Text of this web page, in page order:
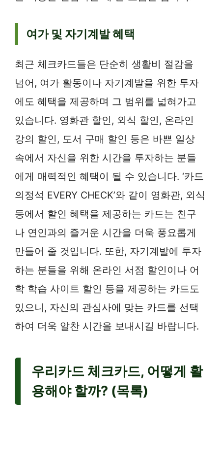
여가 및 자기계발 혜택
최근 체크카드들은 단순히 생활비 절감을
넘어, 여가 활동이나 자기계발을 위한 투자
에도 혜택을 제공하며 그 범위를 넓혀가고
있습니다. 영화관 할인, 외식 할인, 온라인
강의 할인, 도서 구매 할인 등은 바쁜 일상
속에서 자신을 위한 시간을 투자하는 분들
에게 매력적인 혜택이 될 수 있습니다. ‘카드
의정석 EVERY CHECK’와 같이 영화관, 외식
등에서 할인 혜택을 제공하는 카드는 친구
나 연인과의 즐거운 시간을 더욱 풍요롭게
만들어 줄 것입니다. 또한, 자기계발에 투자
하는 분들을 위해 온라인 서점 할인이나 어
학 학습 사이트 할인 등을 제공하는 카드도
있으니, 자신의 관심사에 맞는 카드를 선택
하여 더욱 알찬 시간을 보내시길 바랍니다.
우리카드 체크카드, 어떻게 활
용해야 할까? (목록)